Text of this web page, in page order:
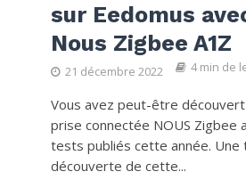
sur Eedomus
Nous Zigbee A1Z
21 décembre 2022 4 min de
Vous avez peut-être découvert
prise connectée NOUS Zigbee
tests publiés cette année. Une
découverte de cette...